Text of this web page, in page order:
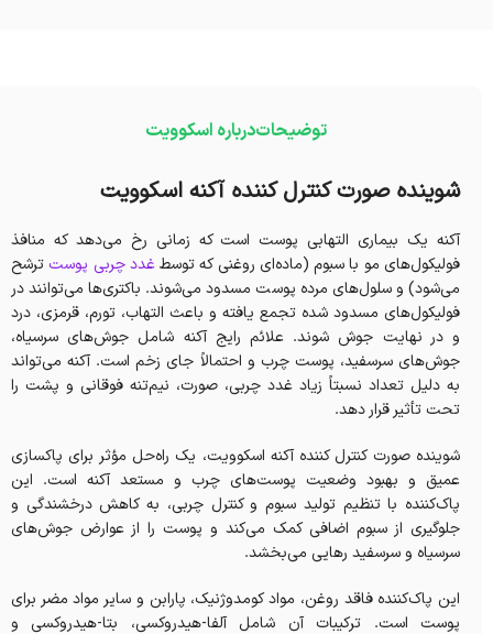
توضیحاتدرباره اسکوویت
شوینده صورت کنترل کننده آکنه اسکوویت
آکنه یک بیماری التهابی پوست است که زمانی رخ می‌دهد که منافذ
فولیکول‌های مو با سبوم (ماده‌ای روغنی که توسطغدد چربی پوستترشح
می‌شود) و سلول‌های مرده پوست مسدود می‌شوند. باکتری‌ها می‌توانند در
فولیکول‌های مسدود شده تجمع یافته و باعث التهاب، تورم، قرمزی، درد
و در نهایت جوش شوند. علائم رایج آکنه شامل جوش‌های سرسیاه،
جوش‌های سرسفید، پوست چرب و احتمالاً جای زخم است. آکنه می‌تواند
به دلیل تعداد نسبتاً زیاد غدد چربی، صورت، نیم‌تنه فوقانی و پشت را
تحت تأثیر قرار دهد.
شوینده صورت کنترل کننده آکنه اسکوویت، یک راه‌حل مؤثر برای پاکسازی
عمیق و بهبود وضعیت پوست‌های چرب و مستعد آکنه است. این
پاک‌کننده با تنظیم تولید سبوم و کنترل چربی، به کاهش درخشندگی و
جلوگیری از سبوم اضافی کمک می‌کند و پوست را از عوارض جوش‌های
سرسیاه و سرسفید رهایی می‌بخشد.
این پاک‌کننده فاقد روغن، مواد کومدوژنیک، پارابن و سایر مواد مضر برای
پوست است. ترکیبات آن شامل آلفا-هیدروکسی، بتا-هیدروکسی و